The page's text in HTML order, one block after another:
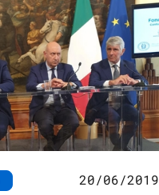
20/06/2019